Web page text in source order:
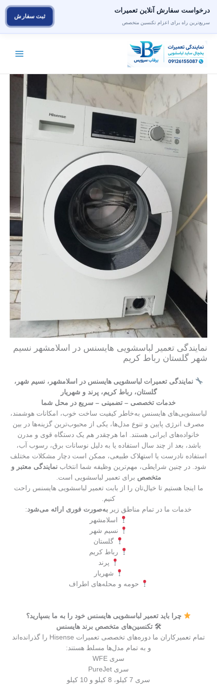
محتوا
نمایندگی تعمیر لباسشویی هایسنس در اسلامشهر نسیم
شهر گلستان رباط کریم
نمایندگی تعمیرات لباسشویی هایسنس در اسلامشهر، نسیم شهر،
گلستان، رباط کریم، پرند و شهریار
خدمات تخصصی – تضمینی – سریع در محل شما
لباسشویی‌های هایسنس به‌خاطر کیفیت ساخت خوب، امکانات هوشمند،
مصرف انرژی پایین و تنوع مدل‌ها، یکی از محبوب‌ترین گزینه‌ها در بین
خانواده‌های ایرانی هستند. اما هرچقدر هم یک دستگاه قوی و مدرن
باشد، بعد از چند سال استفاده یا به دلیل نوسانات برق، رسوب آب،
استفاده نادرست یا استهلاک طبیعی، ممکن است دچار مشکلات مختلف
شود. در چنین شرایطی، مهم‌ترین وظیفه شما انتخابنمایندگی معتبر و
متخصص برای تعمیر لباسشویی است.
ما اینجا هستیم تا خیال‌تان را از بابت تعمیر لباسشویی هایسنس راحت
کنیم.
خدمات ما در تمام مناطق زیر به‌صورت فوری ارائه می‌شود:
اسلامشهر
نسیم شهر
گلستان
رباط کریم
پرند
شهریار
حومه و محله‌های اطراف
چرا باید تعمیر لباسشویی هایسنس خود را به ما بسپارید؟
🛠 تکنسین‌های متخصص برند هایسنس
تمام تعمیرکاران ما دوره‌های تخصصی تعمیرات Hisense را گذرانده‌اند
و به تمام مدل‌ها مسلط هستند:
سری WFE
سری PureJet
سری 7 کیلو، 8 کیلو و 10 کیلو
درخواست سفارش آنلاین تعمیرات
سریع‌ترین راه برای اعزام تکنسین متخصص
ثبت سفارش